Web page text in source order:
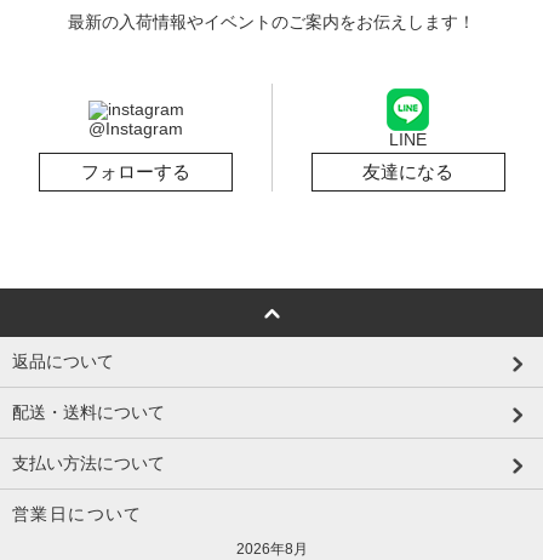
最新の入荷情報やイベントのご案内をお伝えします！
@Instagram
フォローする
LINE
友達になる
返品について
配送・送料について
支払い方法について
営業日について
2026年8月